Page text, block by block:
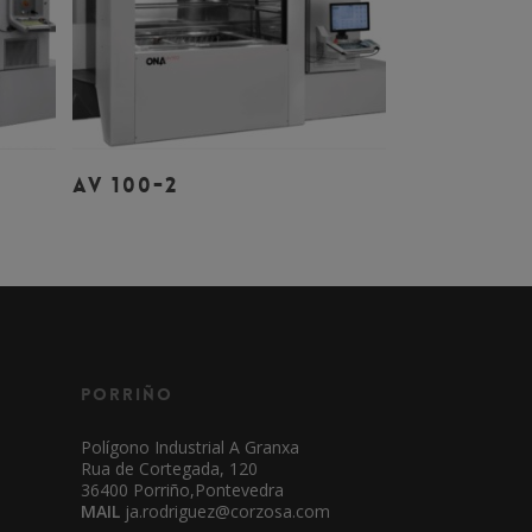
AV 100-2
Porriño
Polígono Industrial A Granxa
Rua de Cortegada, 120
36400 Porriño,Pontevedra
MAILja.rodriguez@corzosa.com